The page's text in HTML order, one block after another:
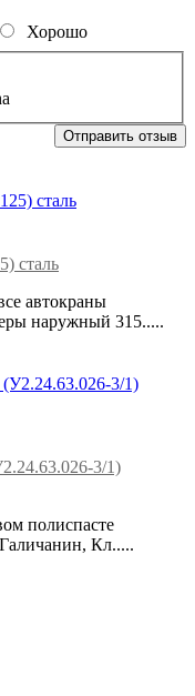
Хорошо
Отправить отзыв
сталь
автокраны
наружный 315.....
3/1)
полиспасте
Кл.....